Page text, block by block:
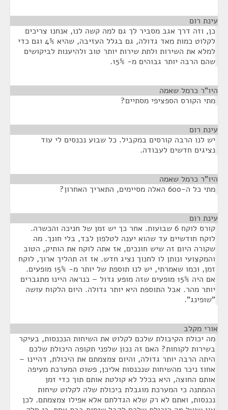
עינת רום
כן, וזה דרך אגב מסביר לך גם למה קשה לנו, אנחנו צריכים
לקלוט כמות מאד גדולה, גם בגלל העזיבה, שהיא 4% וגם כדי
למלא את השירות ולתת שירות יותר טוב ולהיענות לביקושים
שהם הרבה יותר גבוהים מ- 15%.
היו"ר כרמל שאמה
מתי הקורס הספציפי מסתיים?
עינת רום
יש לנו הרבה קורסים במקביל. כל שבוע נכנסים לי עוד
נציגים חדשים לעבודה.
היו"ר כרמל שאמה
מתי כל ה-600 האלה מסיימים, התאריך האחרון?
עינת רום
קורס לוקח 6 שבועות. אחר כך יש זמן של חניכה והכשרה.
לוקח חודשיים עד שהוא יענה לטלפון לבד, בלי חונך. מה
שקורה היום זה שיש חונכים, אז אתה לוקח את הותיק, הטוב
והמקצועי ונותן לו לחנוך נציג חדש. אז זה תהליך ארוך, לוקח
זמן, וכמו שאמרתי, יש לנו תוספת של יותר מ- 15% מופעים.
אם היה 15% מופעים שזה מופע גדול – כנראה היינו מתגברים
יותר מהר. אבל התוספת היא יותר גדולה. היום הלקוח עושה
"שופינג".
אורי מקלב
מה יכולת הקיבולת שלכם לקלוט את השיחות הנכנסות, בעיקר
בשירות לקוחות? האם זה נכון שלפני תקופה היכולת שלכם
היתה הרבה יותר גדולה, והיום צמצמתם את היכולת, דהיינו –
אחוז ניכר מהשיחות שנכנסות אליכן, פשוט המערכת מעיפה
אותם החוצה, היא בכלל לא קולטת אותם תוך כדי זמן
ההמתנה כי המערכת מוגבלת ביכולת שלה לקלוט שיחות
נכנסות, ואתם לא רק שלא הגדלתם אלא אפילו צמצמתם. לכן